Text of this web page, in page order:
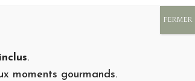
.
moments gourmands.